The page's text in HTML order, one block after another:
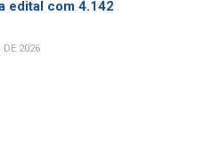
edital com 4.142
DE 2026